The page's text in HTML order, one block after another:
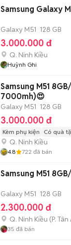
Samsung Galaxy
Galaxy M51 128 GB
3.000.000 đ
Q. Ninh Kiều
Huỳnh Ghi
Samsung M51
7000mh)😍
Galaxy M51 128 GB
3.000.000 đ
Kèm phụ kiện Có quà
Q. Ninh Kiều
4.8 722 đã bán
Samsung M51
Galaxy M51 128 GB
2.300.000 đ
Q. Ninh Kiều (P. Tân
35 đã bán